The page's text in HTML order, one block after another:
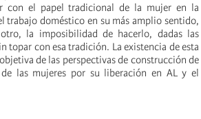
con el papel tradicional de la mujer en la
trabajo doméstico en su más amplio sentido,
la imposibilidad de hacerlo, dadas las
topar con esa tradición. La existencia de esta
de las perspectivas de construcción de
las mujeres por su liberación en AL y el